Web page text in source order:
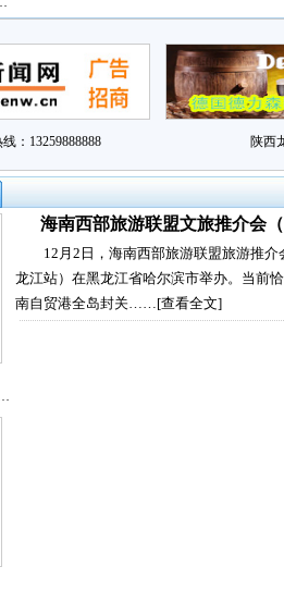
：13259888888 陕西
海南西部旅游联盟文旅推介会
12月2日，海南西部旅游联盟旅游推介
龙江站）在黑龙江省哈尔滨市举办。当前
南自贸港全岛封关……[查看全文]